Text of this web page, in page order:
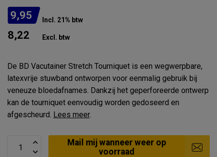
9,95 Incl. 21% btw
8,22 Excl. btw
De BD Vacutainer Stretch Tourniquet is een wegwerpbare,
latexvrije stuwband ontworpen voor eenmalig gebruik bij
veneuze bloedafnames. Dankzij het geperforeerde ontwerp
kan de tourniquet eenvoudig worden gedoseerd en
afgescheurd. Lees meer.
Mail mij wanneer weer op
voorraad